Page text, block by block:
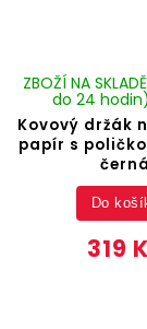
Kovový držák
papír s
černá
ZBOŽÍ NA
do 24 hodin)
319
Do